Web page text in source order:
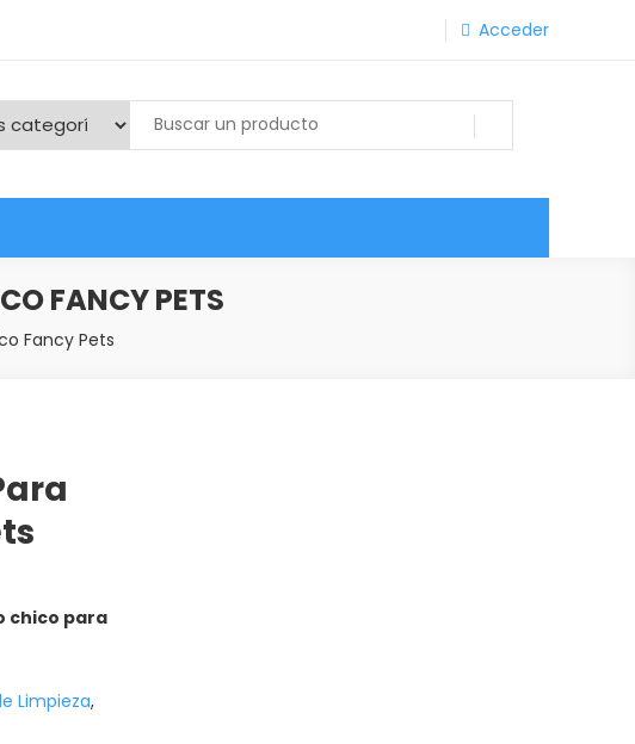
Acceder
FANCY PETS
Fancy Pets
chico para
Limpieza,